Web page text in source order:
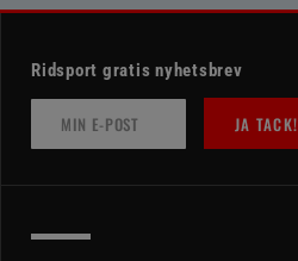
Ridsport gratis nyhetsbrev
JA TACK!